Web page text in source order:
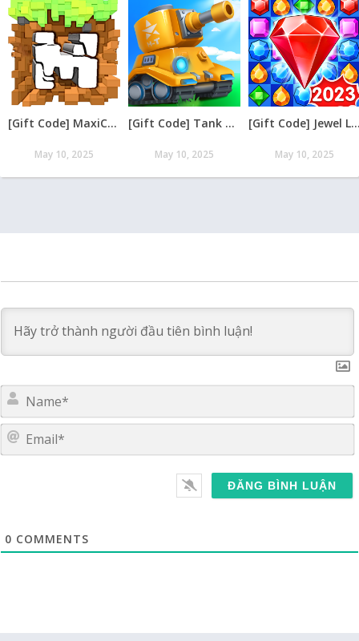
[Gift Code] MaxiCraft Adventure Time mới nhất 08/2026
May 10, 2025
[Gift Code] Tank Raid: Epic Tank War Games mới nhất 08/2026
May 10, 2025
[Gift Code] Jewel Legend – Xếp
May 10, 2025
0 COMMENTS